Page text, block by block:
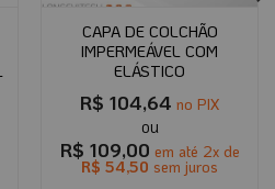
CAPA DE COLCHÃO
IMPERMEÁVEL COM
ELÁSTICO
R$ 104,64 no PIX
R$ 109,00 em até 2x de
R$ 54,50 sem juros